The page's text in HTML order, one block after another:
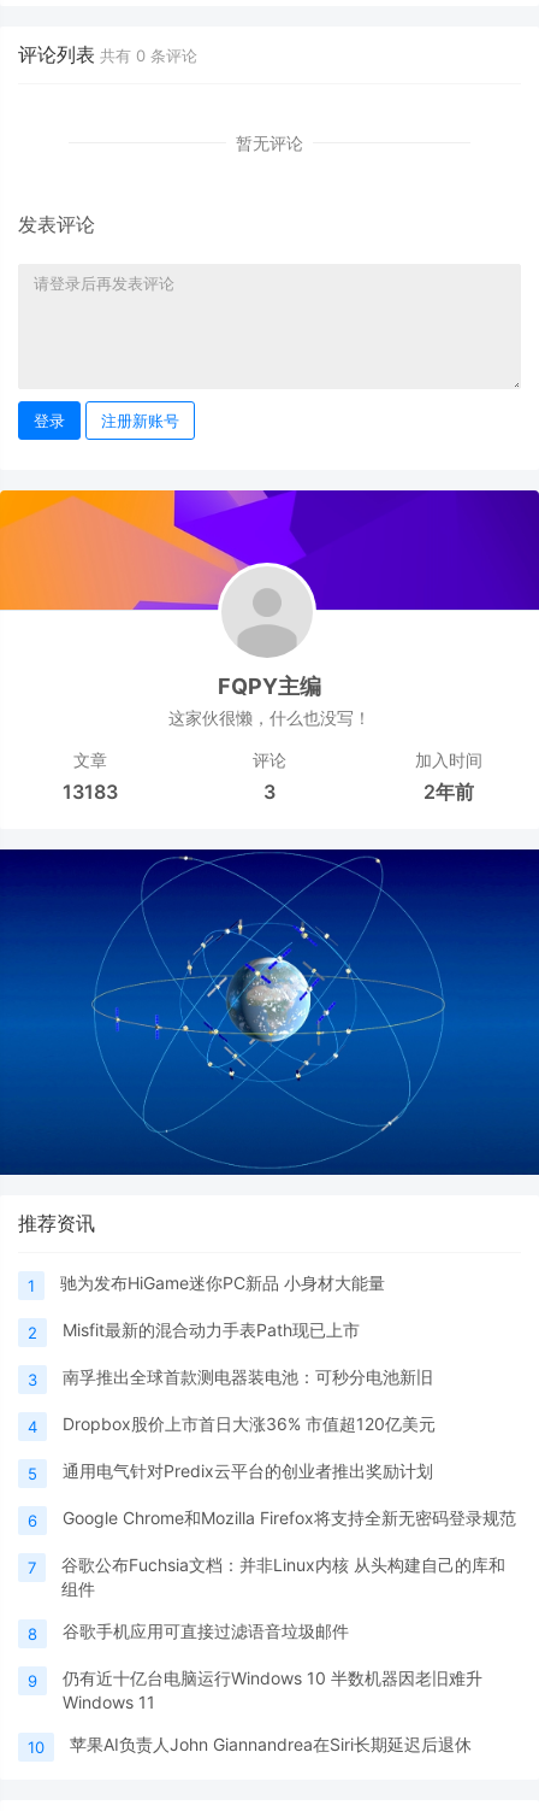
评论列表 共有 0 条评论
暂无评论
发表评论
登录 注册新账号
FQPY主编
这家伙很懒，什么也没写！
文章
13183
评论
3
加入时间
2年前
推荐资讯
1 驰为发布HiGame迷你PC新品 小身材大能量
2 Misfit最新的混合动力手表Path现已上市
3 南孚推出全球首款测电器装电池：可秒分电池新旧
4 Dropbox股价上市首日大涨36% 市值超120亿美元
5 通用电气针对Predix云平台的创业者推出奖励计划
6 Google Chrome和Mozilla Firefox将支持全新无密码登录规范
7
谷歌公布Fuchsia文档：并非Linux内核 从头构建自己的库和
组件
8 谷歌手机应用可直接过滤语音垃圾邮件
9
仍有近十亿台电脑运行Windows 10 半数机器因老旧难升
Windows 11
10 苹果AI负责人John Giannandrea在Siri长期延迟后退休